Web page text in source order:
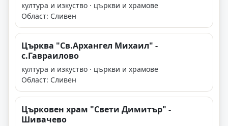
култура и изкуство · църкви и храмове
Област: Сливен
Църква "Св.Архангел Михаил" -
с.Гавраилово
култура и изкуство · църкви и храмове
Област: Сливен
Църковен храм "Свети Димитър" -
Шивачево